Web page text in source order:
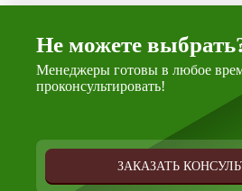
Не можете
Менеджеры готовы в любое
проконсультировать!
ЗАКАЗАТЬ